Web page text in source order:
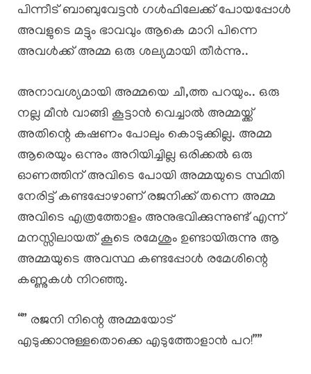
പിന്നീട് ബാബുവേട്ടൻ ഗൾഫിലേക്ക് പോയപ്പോൾ
അവളുടെ മട്ടും ഭാവവും ആകെ മാറി പിന്നെ
അവൾക്ക് അമ്മ ഒരു ശല്യമായി തീർന്നു..
അനാവശ്യമായി അമ്മയെ ചീ,ത്ത പറയും.. ഒരു
നല്ല മീൻ വാങ്ങി കൂട്ടാൻ വെച്ചാൽ അമ്മയ്ക്ക്
അതിന്റെ കഷണം പോലും കൊടുക്കില്ല. അമ്മ
ആരെയും ഒന്നും അറിയിച്ചില്ല ഒരിക്കൽ ഒരു
ഓണത്തിന് അവിടെ പോയി അമ്മയുടെ സ്ഥിതി
നേരിട്ട് കണ്ടപ്പോഴാണ് രജനിക്ക് തന്നെ അമ്മ
അവിടെ എത്രത്തോളം അനുഭവിക്കുന്നുണ്ട് എന്ന്
മനസ്സിലായത് കൂടെ രമേശും ഉണ്ടായിരുന്നു ആ
അമ്മയുടെ അവസ്ഥ കണ്ടപ്പോൾ രമേശിന്റെ
കണ്ണുകൾ നിറഞ്ഞു.
“” രജനി നിന്റെ അമ്മയോട്
എടുക്കാനുള്ളതൊക്കെ എടുത്തോളാൻ പറ!””